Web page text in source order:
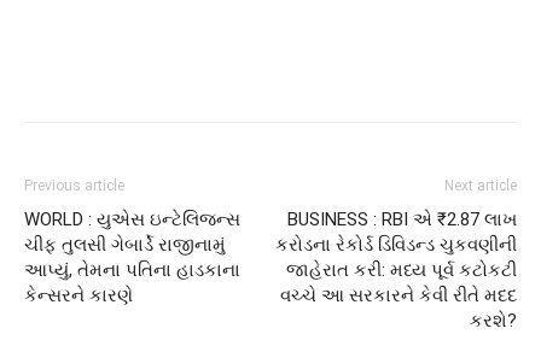
Previous article
WORLD : યુએસ ઇન્ટેલિજન્સ
ચીફ તુલસી ગેબાર્ડે રાજીનામું
આપ્યું, તેમના પતિના હાડકાના
કેન્સરને કારણે
Next article
BUSINESS : RBI એ ₹2.87 લાખ
કરોડના રેકોર્ડ ડિવિડન્ડ ચુકવણીની
જાહેરાત કરી: મધ્ય પૂર્વ કટોકટી
વચ્ચે આ સરકારને કેવી રીતે મદદ
કરશે?